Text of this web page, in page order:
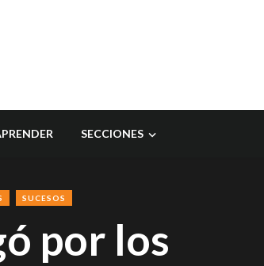
SECCIONES
SUCESOS
por los